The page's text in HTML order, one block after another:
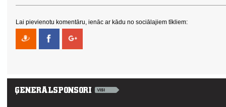
Lai pievienotu komentāru, ienāc ar kādu no sociālajiem tīkliem: